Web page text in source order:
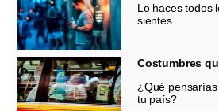
Lo haces todos
sientes
Costumbres
¿Qué
tu país?